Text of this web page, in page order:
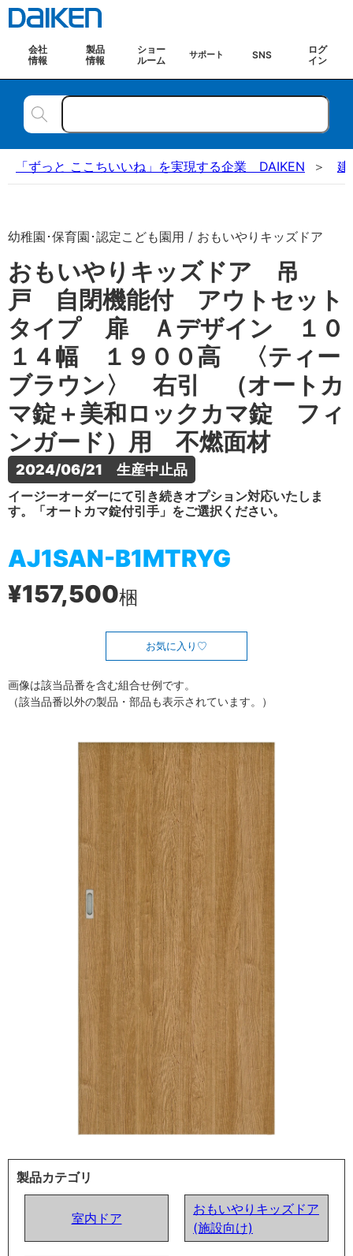
会社
情報
製品
情報
ショー
ルーム
サポート SNS
ログ
イン
「ずっと ここちいいね」を実現する企業 DAIKEN 建
幼稚園･保育園･認定こども園用 / おもいやりキッズドア
おもいやりキッズドア 吊
戸 自閉機能付 アウトセット
タイプ 扉 Ａデザイン １０
１４幅 １９００高 〈ティー
ブラウン〉 右引 （オートカ
マ錠＋美和ロックカマ錠 フィ
ンガード）用 不燃面材
2024/06/21　生産中止品
イージーオーダーにて引き続きオプション対応いたしま
す。「オートカマ錠付引手」をご選択ください。
AJ1SAN-B1MTRYG
¥157,500梱
お気に入り
画像は該当品番を含む組合せ例です。
（該当品番以外の製品・部品も表示されています。）
製品カテゴリ
室内ドア
おもいやりキッズドア
(施設向け)